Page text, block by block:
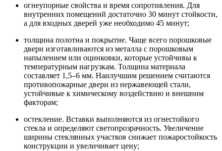
огнеупорные свойства и время сопротивления. Для
внутренних помещений достаточно 30 минут стойкости,
а для входных дверей уже необходимо 45 минут;
толщина полотна и покрытие. Чаще всего порошковые
двери изготавливаются из металла с порошковым
напылением или оцинковки, которые устойчивы к
температурным нагрузкам. Толщина материала
составляет 1,5–6 мм. Наилучшим решением считаются
противопожарные двери из нержавеющей стали,
устойчивые к химическому воздействию и внешним
факторам;
остекление. Вставки выполняются из огнестойкого
стекла и определяют светопрозрачность. Увеличение
ширины стеклянных участков снижает пожаростойкость
конструкции и увеличивает цену;